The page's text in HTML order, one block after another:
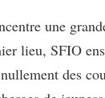
une
lieu, SFIO
des